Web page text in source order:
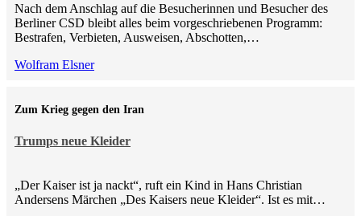
Nach dem Anschlag auf die Besucherinnen und Besucher des
Berliner CSD bleibt alles beim vorgeschriebenen Programm:
Bestrafen, Verbieten, Ausweisen, Abschotten,…
Wolfram Elsner
Trumps neue Kleider
Zum Krieg gegen den Iran
„Der Kaiser ist ja nackt“, ruft ein Kind in Hans Christian
Andersens Märchen „Des Kaisers neue Kleider“. Ist es mit…